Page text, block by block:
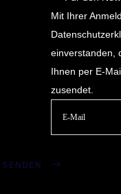
Mit Ihrer
einverstanden,
Ihnen per E-
zusendet.
lasse
SENDEN